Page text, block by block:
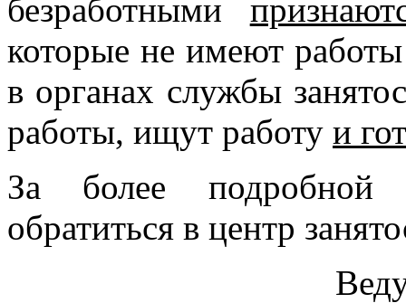
безработными
которые не имеют работы
в органах службы
работы, ищут работу и
За более подробной
обратиться в центр